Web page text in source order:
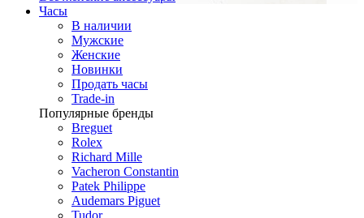
Часы
В наличии
Мужские
Женские
Новинки
Продать часы
Trade-in
Популярные бренды
Breguet
Rolex
Richard Mille
Vacheron Constantin
Patek Philippe
Audemars Piguet